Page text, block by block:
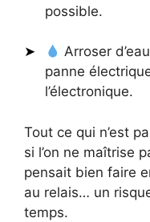
possible.
Arroser
panne
l’électronique.
Tout ce qui n’est
si l’on ne maîtrise
pensait bien faire
au relais… un
temps.